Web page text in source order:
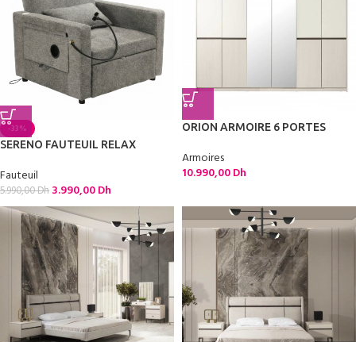
-33%
SERENO FAUTEUIL RELAX
Fauteuil
5.990,00Dh 3.990,00Dh
ORION ARMOIRE 6 PORTES
Armoires
10.990,00Dh